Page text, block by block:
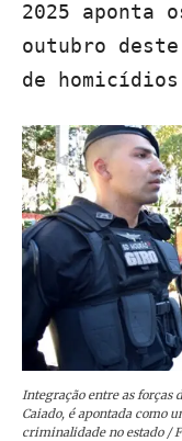
2025 aponta
outubro deste
de
Integração entre as forças
Caiado, é apontada como
criminalidade no estado /